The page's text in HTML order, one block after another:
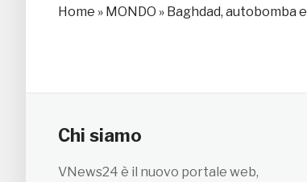
Home » MONDO » Baghdad, autobomba
Chi siamo
VNews24 è il nuovo portale web,